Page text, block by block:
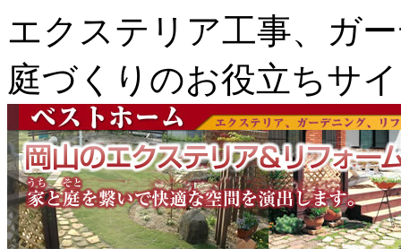
エクステリア工事、ガ
庭づくりのお役立ちサ